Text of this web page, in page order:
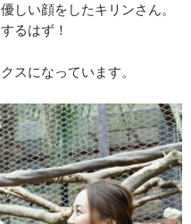
しい顔をしたキリンさん。
るはず！
スになっています。